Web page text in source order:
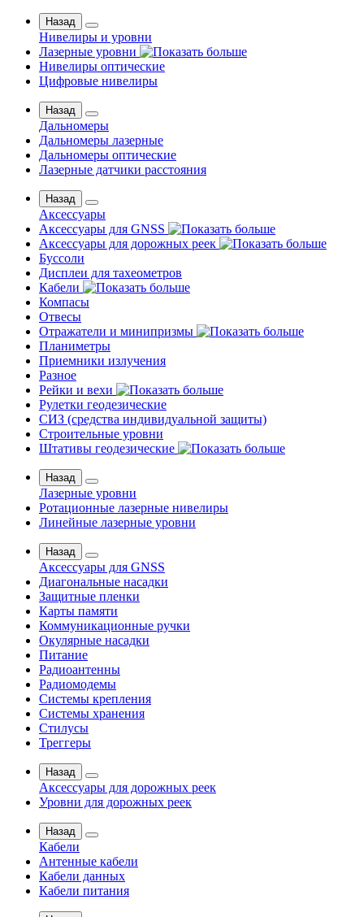
Назад
Нивелиры и уровни
Лазерные уровни
Нивелиры оптические
Цифровые нивелиры
Назад
Дальномеры
Дальномеры лазерные
Дальномеры оптические
Лазерные датчики расстояния
Назад
Аксессуары
Аксессуары для GNSS
Аксессуары для дорожных реек
Буссоли
Дисплеи для тахеометров
Кабели
Компасы
Отвесы
Отражатели и минипризмы
Планиметры
Приемники излучения
Разное
Рейки и вехи
Рулетки геодезические
СИЗ (средства индивидуальной защиты)
Строительные уровни
Штативы геодезические
Назад
Лазерные уровни
Ротационные лазерные нивелиры
Линейные лазерные уровни
Назад
Аксессуары для GNSS
Диагональные насадки
Защитные пленки
Карты памяти
Коммуникационные ручки
Окулярные насадки
Питание
Радиоантенны
Радиомодемы
Системы крепления
Системы хранения
Стилусы
Треггеры
Назад
Аксессуары для дорожных реек
Уровни для дорожных реек
Назад
Кабели
Антенные кабели
Кабели данных
Кабели питания